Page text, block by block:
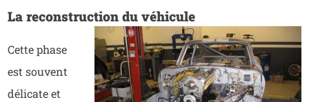
La reconstruction du véhicule
Cette phase
est souvent
délicate et